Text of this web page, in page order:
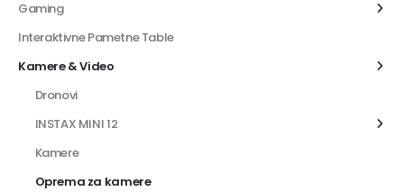
Gaming
Interaktivne Pametne Table
Kamere & Video
Dronovi
INSTAX MINI 12
Kamere
Oprema za kamere